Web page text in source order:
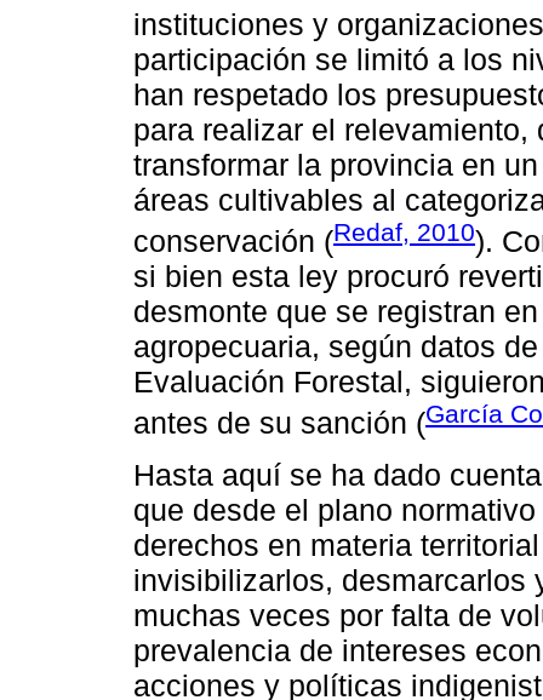
instituciones y
participación se limitó a los
han respetado los
para realizar el
transformar la provincia en
áreas cultivables al
conservación (Redaf, 2010).
si bien esta ley procuró
desmonte que se registran
agropecuaria, según datos
Evaluación Forestal,
antes de su sanción (García
Hasta aquí se ha dado
que desde el plano
derechos en materia
invisibilizarlos, desmarcarlos
muchas veces por falta de
prevalencia de intereses
acciones y políticas